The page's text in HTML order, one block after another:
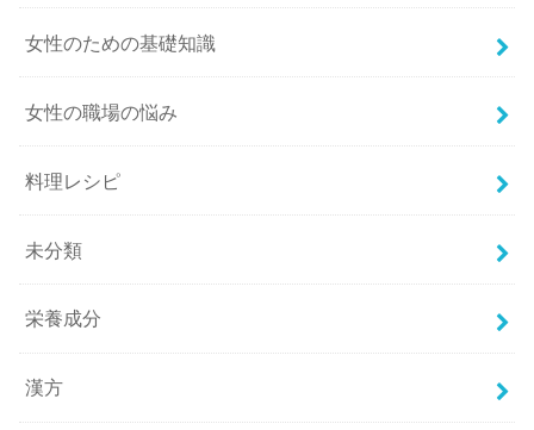
女性のための基礎知識
女性の職場の悩み
料理レシピ
未分類
栄養成分
漢方